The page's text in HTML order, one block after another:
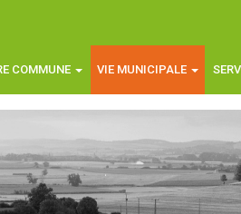
COMMUNE VIE MUNICIPALE